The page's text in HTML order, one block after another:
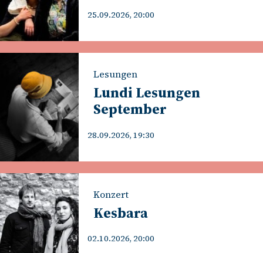
25.09.2026, 20:00
Lesungen
Lundi Lesungen
September
28.09.2026, 19:30
Konzert
Kesbara
02.10.2026, 20:00